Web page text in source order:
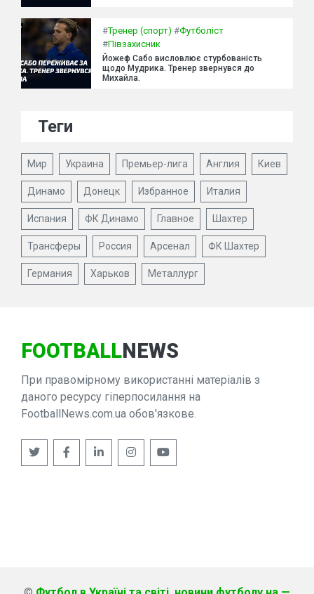
#Тренер (спорт) #Футболіст
#Півзахисник
Йожеф Сабо висловлює стурбованість
щодо Мудрика. Тренер звернувся до
Михайла.
Теги
Мир Украина Премьер-лига Англия Киев
Динамо Донецк Избранное Италия
Испания ФК Динамо Главное Шахтер
Трансферы Россия Арсенал ФК Шахтер
Германия Харьков Металлург
FOOTBALLNEWS
При правомірному використанні матеріалів з
даного ресурсу гіперпосилання на
FootballNews.com.ua обов'язкове.